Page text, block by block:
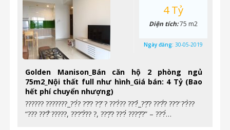
Golden Manison_Bán căn hộ 2 phòng ngủ
75m2_Nội thất full như hình_Giá bán: 4 Tỷ (Bao
hết phí chuyển nhượng)
?????? ???????_??́? ??̆? ??̣̂ ? ???̀?? ???̉_??̣̂? ???̂́? ???̛ ??̀??
“??? ???̂̉ ?????, ???̛?̛̀?? ?, ???̣̂? ???́ ????̣̂?” – ???́…
4 Tỷ
Diện tích:75 m2
Ngày đăng: 30-05-2019